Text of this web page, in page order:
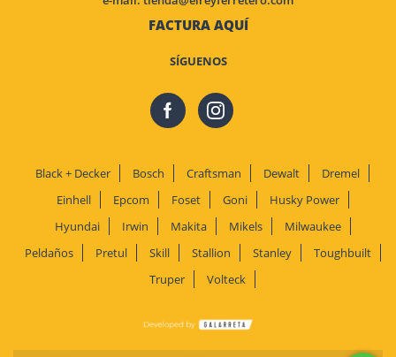
FACTURA AQUÍ
SÍGUENOS
Black + Decker Bosch Craftsman Dewalt
Dremel
Einhell
Epcom Foset Goni
Husky Power
Hyundai
Irwin Makita Mikels
Milwaukee
Peldaños
Pretul Skill Stallion Stanley
Toughbuilt
Truper
Volteck